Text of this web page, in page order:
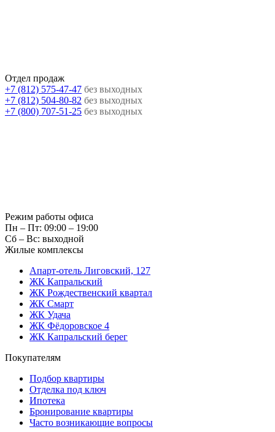
Отдел продаж
+7 (812) 575-47-47 без выходных
+7 (812) 504-80-82 без выходных
+7 (800) 707-51-25 без выходных
Режим работы офиса
Пн – Пт: 09:00 – 19:00
Сб – Вс: выходной
Жилые комплексы
Апарт-отель Лиговский, 127
ЖК Капральский
ЖК Рождественский квартал
ЖК Смарт
ЖК Удача
ЖК Фёдоровское 4
ЖК Капральский берег
Покупателям
Подбор квартиры
Отделка под ключ
Ипотека
Бронирование квартиры
Часто возникающие вопросы